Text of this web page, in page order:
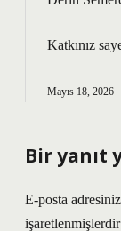
Katkınız
Mayıs 18, 2026
Bir yanıt
E-posta
işaretlenmişlerdir